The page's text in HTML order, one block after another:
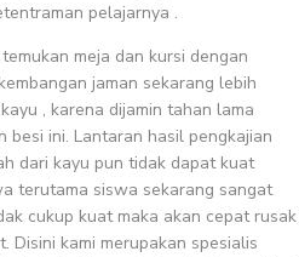
pelajarnya .
meja dan kursi dengan
jaman sekarang lebih
, karena dijamin tahan lama
besi ini. Lantaran hasil pengkajian
dari kayu pun tidak dapat kuat
terutama siswa sekarang sangat
cukup kuat maka akan cepat rusak
Disini kami merupakan spesialis